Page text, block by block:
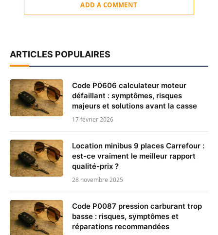
ADD A COMMENT
ARTICLES POPULAIRES
Code P0606 calculateur moteur
défaillant : symptômes, risques
majeurs et solutions avant la casse
17 février 2026
Location minibus 9 places Carrefour :
est-ce vraiment le meilleur rapport
qualité-prix ?
28 novembre 2025
Code P0087 pression carburant trop
basse : risques, symptômes et
réparations recommandées